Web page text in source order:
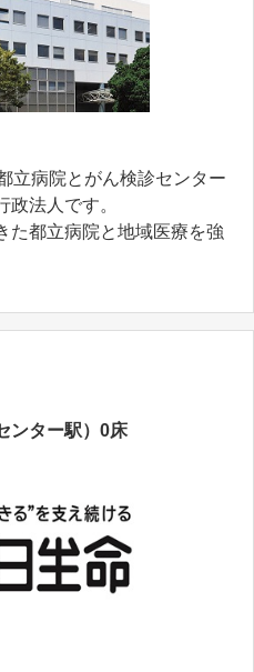
立病院とがん検診センター
政法人です。
た都立病院と地域医療を強
ンター駅）0床